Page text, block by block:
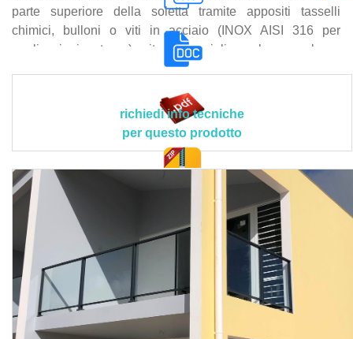
parte superiore della soletta tramite appositi tasselli
chimici, bulloni o viti in acciaio (INOX AISI 316 per
applicazioni esterne), viterie speciali per legno o barre
filettate (le sezioni dei tasselli e/o delle viterie cambiano a
tipo di materiale della superficie di ancoraggio dei supporti
laterali), montanti verticali a sezione rettangolare 60x15
mm in alluminio spazzolato anodizzato o verniciato a
polvere, rotaie di vetro (inferiore e superiore) in alluminio
spazzolato anodizzato o verniciato a polvere (inclusi
adattatori e guarnizioni per vetro posizionate all’interno
della scanalatura delle stesse), vetri Q-GLASS stratificati,
temperati e laminati di sicurezza con bordi levigati
arrotondati dello spessore di 8,76 mm inseriti centralmente
all’interno della rotaia, corrimano in alluminio spazzolato
anodizzato o verniciato a polvere a sezione rettangolare
70 x 26 mm con leggero arrotondamento sulla parte
superiore, connettori corrimani con relative flange di
richiedi info tecniche
per questo prodotto